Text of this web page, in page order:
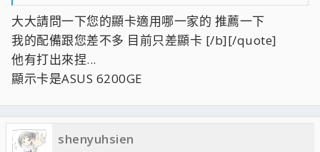
3000+ 0446RPBW
GA-K8NXP-SLI
日立 160G 8M SATA
金士頓 D43 256X2
ASUS 6200GE
大大請問一下您的顯卡適用哪一家的 推薦一下
我的配備跟您差不多 目前只差顯卡 [/b][/quote]
他有打出來捏...
顯示卡是ASUS 6200GE
shenyuhsien